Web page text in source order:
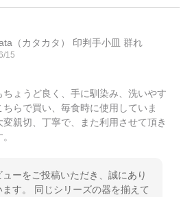
（カタカタ） 印判手小皿 群れ
15
ょうど良く、手に馴染み、洗いやす
ちらで買い、毎食時に使用していま
親切、丁寧で、また利用させて頂き
ューをご投稿いただき、誠にあり
す。 同じシリーズの器を揃えて